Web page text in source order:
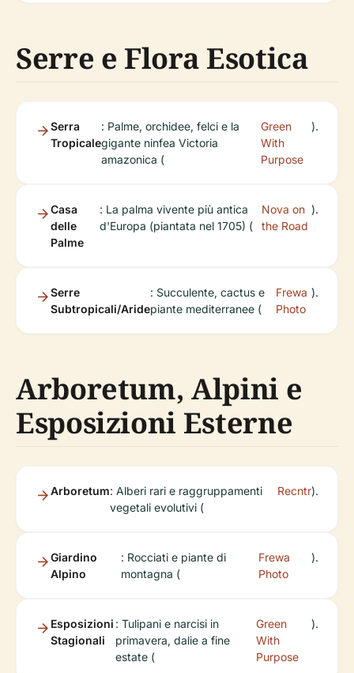
Serre e Flora Esotica
Serra
Tropicale
: Palme, orchidee, felci e la
gigante ninfea Victoria
amazonica (
Green
With
Purpose
).
Casa
delle
Palme
: La palma vivente più antica
d'Europa (piantata nel 1705) (
Nova on
the Road
).
Serre
Subtropicali/Aride
: Succulente, cactus e
piante mediterranee (
Frewa
Photo
).
Arboretum, Alpini e
Esposizioni Esterne
Arboretum: Alberi rari e raggruppamenti
vegetali evolutivi (
Recntr).
Giardino
Alpino
: Rocciati e piante di
montagna (
Frewa
Photo
).
Esposizioni
Stagionali
: Tulipani e narcisi in
primavera, dalie a fine
estate (
Green
With
Purpose
).